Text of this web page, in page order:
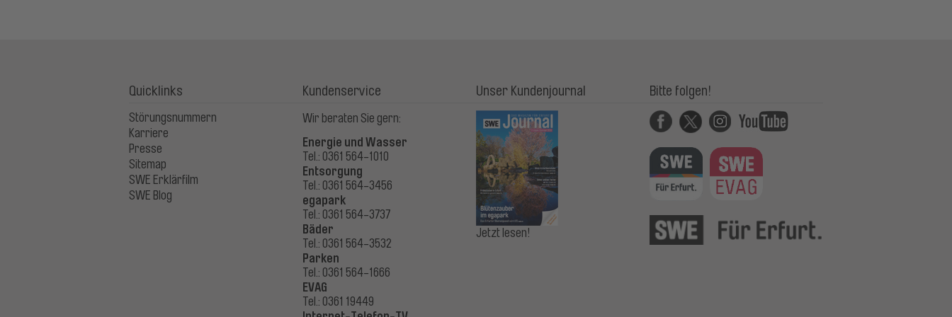
Quicklinks
Störungsnummern
Karriere
Presse
Sitemap
SWE Erklärfilm
SWE Blog
Kundenservice
Wir beraten Sie gern:
Energie und Wasser
Tel.: 0361 564-1010
Entsorgung
Tel.: 0361 564-3456
egapark
Tel.: 0361 564-3737
Bäder
Tel.: 0361 564-3532
Parken
Tel.: 0361 564-1666
EVAG
Tel.: 0361 19449
Unser Kundenjournal
Jetzt lesen!
Bitte folgen!